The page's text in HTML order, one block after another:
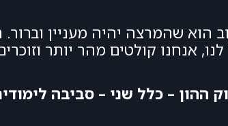
הוא שהמרצה יהיה מעניין
אנחנו קולטים מהר יותר
ההון – כלל שני – סביבה